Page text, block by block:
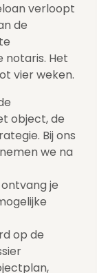
verloopt
de
notaris. Het
vier weken.
object, de
Bij ons
we na
je
op de